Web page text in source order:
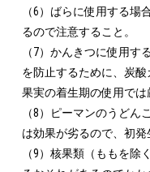
（6）ばらに使用する
るので注意すること。
（7）かんきつに使用
を防止するために、炭
果実の着生期の使用では
（8）ピーマンのうど
は効果が劣るので、初発
（9）核果類（ももを除